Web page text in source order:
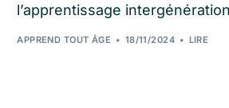
l’apprentissage
APPREND TOUT ÂGE 18/11/2024 LIRE